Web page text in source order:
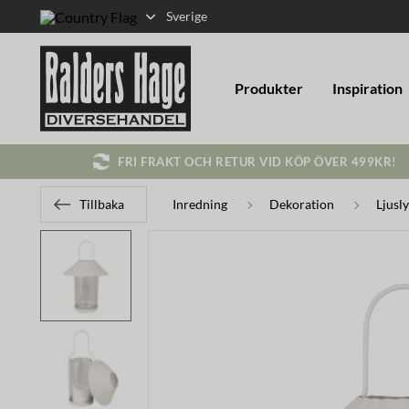
Sverige
Produkter Inspiration
FRI FRAKT OCH RETUR VID KÖP ÖVER 499KR!
Tillbaka Inredning Dekoration